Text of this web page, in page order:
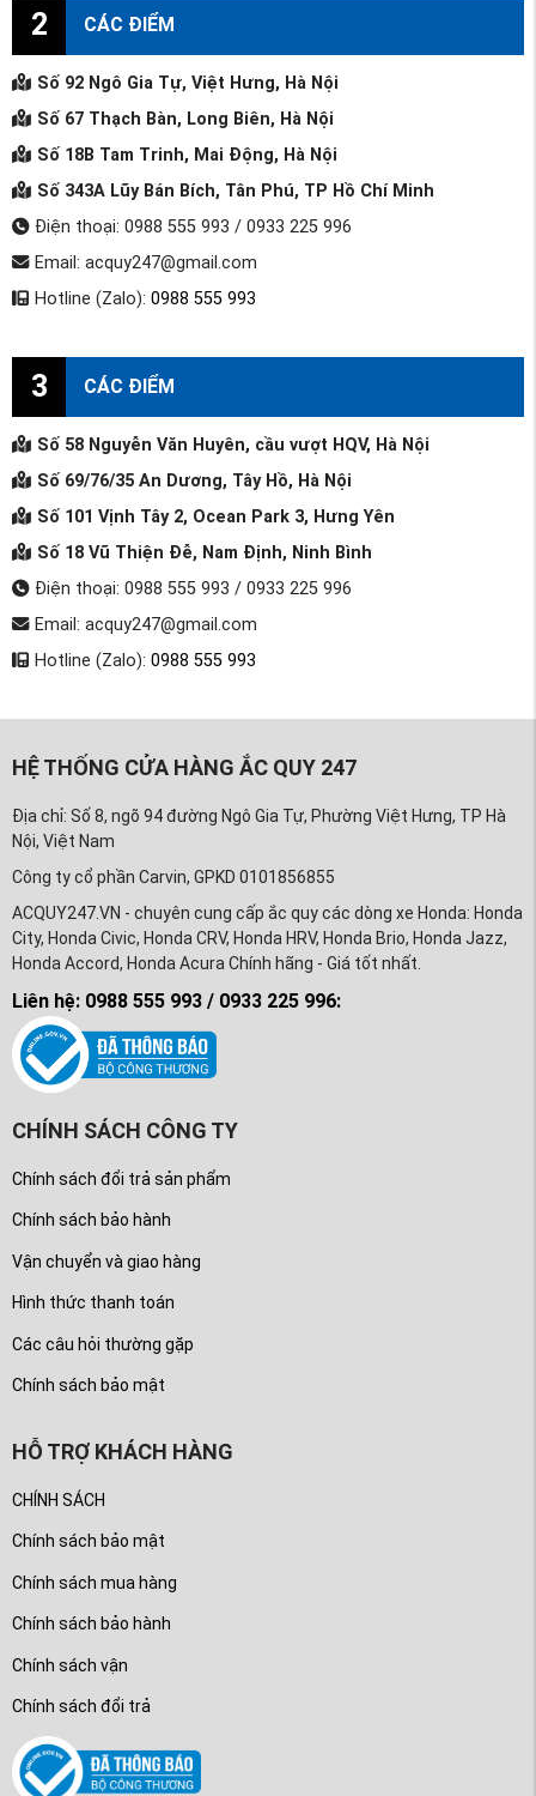
2 CÁC ĐIỂM
Số 92 Ngô Gia Tự, Việt Hưng, Hà Nội
Số 67 Thạch Bàn, Long Biên, Hà Nội
Số 18B Tam Trinh, Mai Động, Hà Nội
Số 343A Lũy Bán Bích, Tân Phú, TP Hồ Chí Minh
Điện thoại: 0988 555 993 / 0933 225 996
Email: acquy247@gmail.com
Hotline (Zalo): 0988 555 993
3 CÁC ĐIỂM
Số 58 Nguyễn Văn Huyên, cầu vượt HQV, Hà Nội
Số 69/76/35 An Dương, Tây Hồ, Hà Nội
Số 101 Vịnh Tây 2, Ocean Park 3, Hưng Yên
Số 18 Vũ Thiện Đễ, Nam Định, Ninh Bình
Điện thoại: 0988 555 993 / 0933 225 996
Email: acquy247@gmail.com
Hotline (Zalo): 0988 555 993
HỆ THỐNG CỬA HÀNG ẮC QUY 247
Địa chỉ: Số 8, ngõ 94 đường Ngô Gia Tự, Phường Việt Hưng, TP Hà
Nội, Việt Nam
Công ty cổ phần Carvin, GPKD 0101856855
ACQUY247.VN - chuyên cung cấp ắc quy các dòng xe Honda: Honda
City, Honda Civic, Honda CRV, Honda HRV, Honda Brio, Honda Jazz,
Honda Accord, Honda Acura Chính hãng - Giá tốt nhất.
Liên hệ: 0988 555 993 / 0933 225 996:
CHÍNH SÁCH CÔNG TY
Chính sách đổi trả sản phẩm
Chính sách bảo hành
Vận chuyển và giao hàng
Hình thức thanh toán
Các câu hỏi thường gặp
Chính sách bảo mật
HỖ TRỢ KHÁCH HÀNG
CHÍNH SÁCH
Chính sách bảo mật
Chính sách mua hàng
Chính sách bảo hành
Chính sách vận
Chính sách đổi trả